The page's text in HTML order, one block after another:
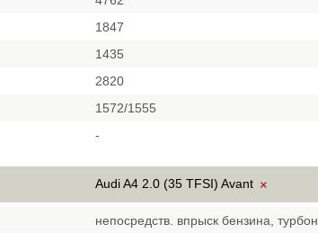
1847
1435
2820
1572/1555
-
Audi A4 2.0 (35 TFSI) Avant ×
непосредств. впрыск бензина,